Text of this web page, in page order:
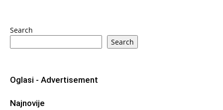
Search
Search
Oglasi - Advertisement
Najnovije